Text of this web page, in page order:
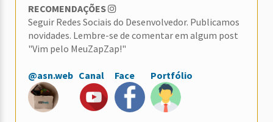
RECOMENDAÇÕES
Seguir Redes Sociais do Desenvolvedor. Publicamos
novidades. Lembre-se de comentar em algum post
"Vim pelo MeuZapZap!"
@asn.web Canal Face Portfólio